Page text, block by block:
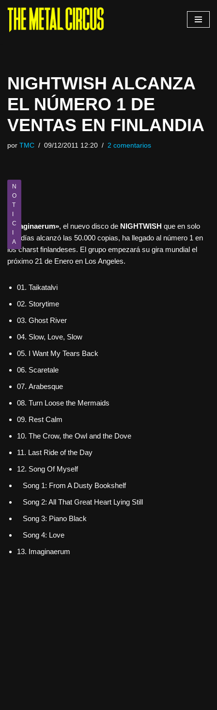
Saltar
NIGHTWISH ALCANZA
EL NÚMERO 1 DE
VENTAS EN FINLANDIA
por TMC 09/12/2011 12:20 2 comentarios
N
O
T
I
C
I
A
«Imaginaerum», el nuevo disco de NIGHTWISH que en solo
dos días alcanzó las 50.000 copias, ha llegado al número 1 en
los charst finlandeses. El grupo empezará su gira mundial el
próximo 21 de Enero en Los Angeles.
01. Taikatalvi
02. Storytime
03. Ghost River
04. Slow, Love, Slow
05. I Want My Tears Back
06. Scaretale
07. Arabesque
08. Turn Loose the Mermaids
09. Rest Calm
10. The Crow, the Owl and the Dove
11. Last Ride of the Day
12. Song Of Myself
Song 1: From A Dusty Bookshelf
Song 2: All That Great Heart Lying Still
Song 3: Piano Black
Song 4: Love
13. Imaginaerum